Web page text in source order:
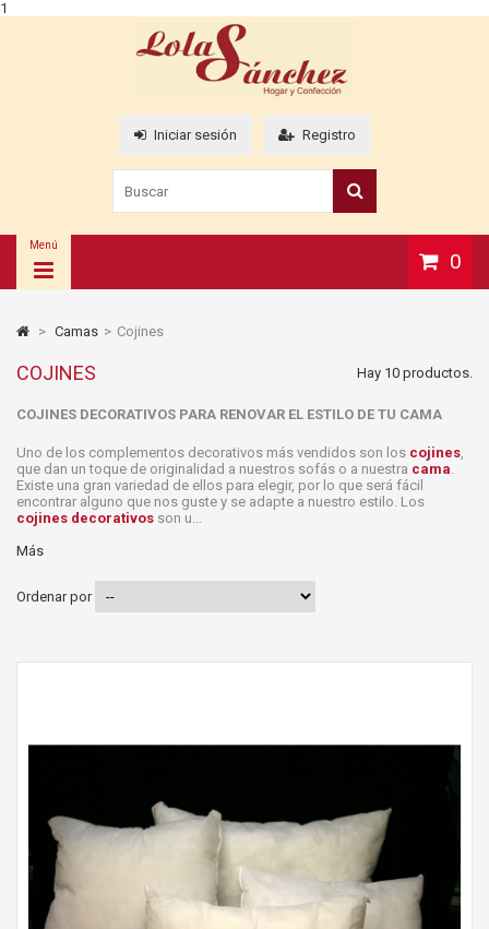
1
Iniciar sesión Registro
Menú
0
> Camas > Cojines
COJINES Hay 10 productos.
COJINES DECORATIVOS PARA RENOVAR EL ESTILO DE TU CAMA
Uno de los complementos decorativos más vendidos son los cojines,
que dan un toque de originalidad a nuestros sofás o a nuestra cama.
Existe una gran variedad de ellos para elegir, por lo que será fácil
encontrar alguno que nos guste y se adapte a nuestro estilo. Los
cojines decorativos son u...
Más
Ordenar por